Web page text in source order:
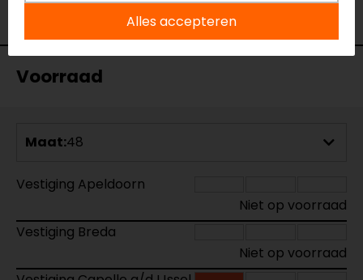
Ventilatieritsen
Voorraad
Maat:48
Vestiging Apeldoorn
Niet op voorraad
Vestiging Breda
Niet op voorraad
Alles accepteren